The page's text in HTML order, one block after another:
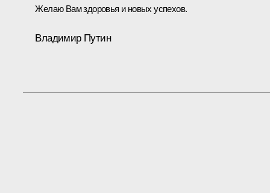
Желаю Вам здоровья и новых успехов.
Владимир Путин